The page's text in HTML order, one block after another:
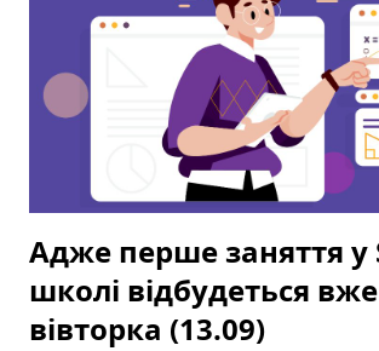
Адже перше заняття у
школі відбудеться
вівторка (13.09)